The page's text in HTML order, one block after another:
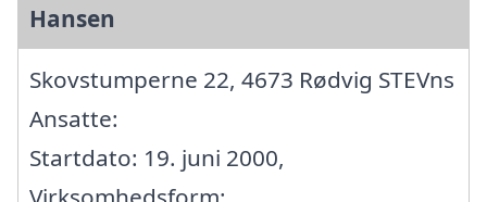
Hansen
Skovstumperne 22, 4673 Rødvig STEVns
Ansatte:
Startdato: 19. juni 2000,